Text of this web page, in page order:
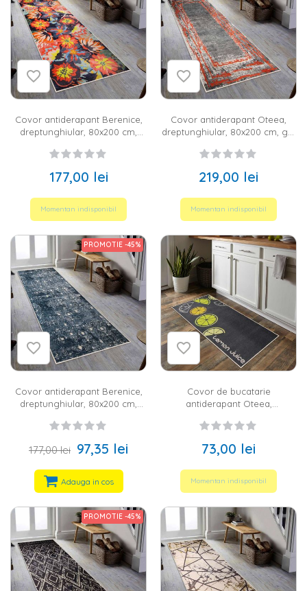
Covor antiderapant Berenice,
dreptunghiular, 80x200 cm,
galben, 60% bumbac
177,00 lei
Momentan indisponibil
Covor antiderapant Oteea,
dreptunghiular, 80x200 cm, gri,
219,00 lei
Momentan indisponibil
PROMOTIE -45%
Covor antiderapant Berenice,
dreptunghiular, 80x200 cm,
bumbac
177,00 lei 97,35 lei
Adauga in cos
Covor de bucatarie
antiderapant Oteea,
abstract, gri, verde, galben, alb,
73,00 lei
Momentan indisponibil
PROMOTIE -45%